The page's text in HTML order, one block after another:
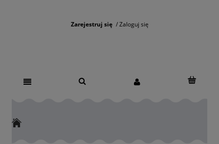
Zarejestruj się Zaloguj się